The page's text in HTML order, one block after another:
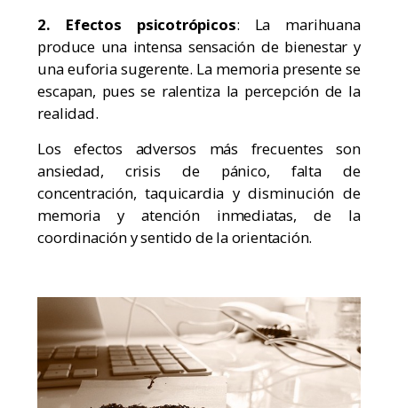
2. Efectos psicotrópicos: La marihuana
produce una intensa sensación de bienestar y
una euforia sugerente. La memoria presente se
escapan, pues se ralentiza la percepción de la
realidad.
Los efectos adversos más frecuentes son
ansiedad, crisis de pánico, falta de
concentración, taquicardia y disminución de
memoria y atención inmediatas, de la
coordinación y sentido de la orientación.